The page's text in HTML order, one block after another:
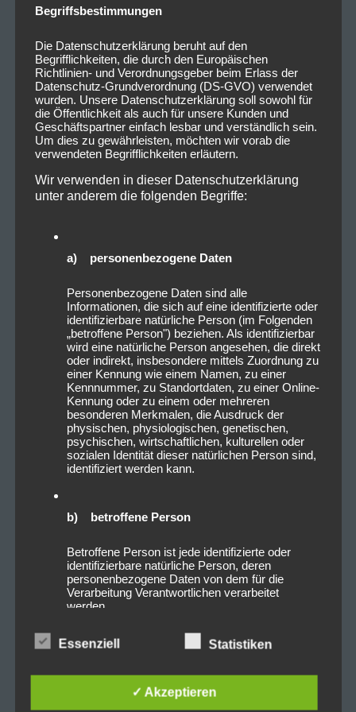
Mit ihren drei Bühnen, aufgegliedert in die
Hauptbühne, der „Sounds-For-Nature“-Bühne, sowie
dem seit 2008 etablierten Steinbruch ist für jeden
Festivalbesucher etwas geboten.
Seit 1996 pilgern jährlich ca. 20.000 Besucher nach
Rothenburg ob der Tauber, um dem TAUBERTAL
FESTIVAL beizuwohnen.
des Emergenza-Newcomer-Contests statt. Hier trifft
sich die Creme de la Creme der weltweiten
Vorentscheide und kämpft um den Titel des
Newcomer des Jahres und für die große
Musikkarriere.
der Nacht von Donnerstag auf Freitag mit der
Lichtshows das Festival. Und jede Nacht geht es –
Begriffsbestimmungen
Die Datenschutzerklärung beruht auf den
Begrifflichkeiten, die durch den Europäischen
Richtlinien- und Verordnungsgeber beim Erlass der
Datenschutz-Grundverordnung (DS-GVO) verwendet
wurden. Unsere Datenschutzerklärung soll sowohl für
die Öffentlichkeit als auch für unsere Kunden und
Geschäftspartner einfach lesbar und verständlich sein.
Um dies zu gewährleisten, möchten wir vorab die
verwendeten Begrifflichkeiten erläutern.
Wir verwenden in dieser Datenschutzerklärung
unter anderem die folgenden Begriffe:
a) personenbezogene Daten
Personenbezogene Daten sind alle
Informationen, die sich auf eine identifizierte oder
identifizierbare natürliche Person (im Folgenden
„betroffene Person") beziehen. Als identifizierbar
wird eine natürliche Person angesehen, die direkt
oder indirekt, insbesondere mittels Zuordnung zu
einer Kennung wie einem Namen, zu einer
Kennnummer, zu Standortdaten, zu einer Online-
Kennung oder zu einem oder mehreren
besonderen Merkmalen, die Ausdruck der
physischen, physiologischen, genetischen,
psychischen, wirtschaftlichen, kulturellen oder
sozialen Identität dieser natürlichen Person sind,
identifiziert werden kann.
b) betroffene Person
Betroffene Person ist jede identifizierte oder
identifizierbare natürliche Person, deren
personenbezogene Daten von dem für die
Verarbeitung Verantwortlichen verarbeitet
werden.
Verarbeitung ist jeder mit oder ohne Hilfe
automatisierter Verfahren ausgeführte Vorgang
Essenziell Statistiken
✓ Akzeptieren